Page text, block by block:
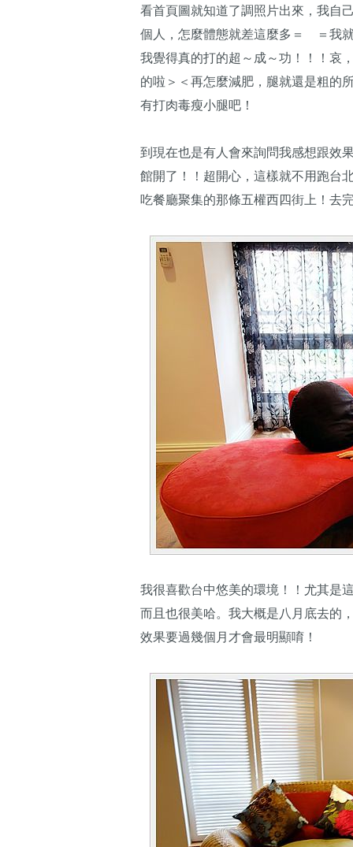
看首頁圖就知道了調照片出來，我自
個人，怎麼體態就差這麼多＝ ＝我
我覺得真的打的超～成～功！！！哀
的啦＞＜再怎麼減肥，腿就還是粗的
有打肉毒瘦小腿吧！​
到現在也是有人會來詢問我感想跟效
館開了！！超開心，這樣就不用跑台
吃餐廳聚集的那條五權西四街上！去
我很喜歡台中悠美的環境！！尤其是
而且也很美哈。我大概是八月底去的
效果要過幾個月才會最明顯唷！​